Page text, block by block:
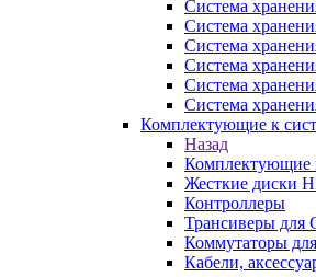
Система
Система
Система
Система
Система
Система
Комплектующие к
Назад
Комплектующие
Жесткие диски
Контроллеры
Трансиверы
Коммутаторы
Кабели,